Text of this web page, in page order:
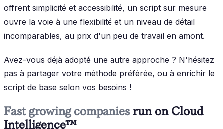
offrent simplicité et accessibilité, un script sur mesure
ouvre la voie à une flexibilité et un niveau de détail
incomparables, au prix d'un peu de travail en amont.
Avez-vous déjà adopté une autre approche ? N'hésitez
pas à partager votre méthode préférée, ou à enrichir le
script de base selon vos besoins !
Fast growing companies run on Cloud
Intelligence™